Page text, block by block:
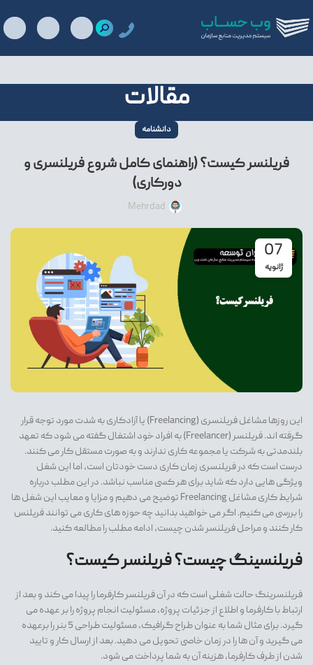
مقالات
دانشنامه
فریلنسر کیست؟ (راهنمای کامل شروع فریلنسری و
دورکاری)
Mehrdad
07
ژانویه
این روزها مشاغل فریلنسری (Freelancing) یا آزادکاری به شدت مورد توجه قرار
گرفته اند. فریلنسر (Freelancer) به افراد خود اشتغال گفته می شود که تعهد
بلندمدتی به شرکت یا مجموعه کاری ندارند و به صورت مستقل کار می کنند.
درست است که در فریلنسری زمان کاری دست خودتان است، اما این شغل
ویژگی هایی دارد که شاید برای هر کسی مناسب نباشد. در این مطلب درباره
شرایط کاری مشاغل Freelancing توضیح می دهیم و مزایا و معایب این شغل ها
را بررسی می کنیم. اگر می خواهید بدانید چه حوزه های کاری می توانند فریلنس
کار کنند و مراحل فریلنسر شدن چیست، ادامه مطلب را مطالعه کنید.
فریلنسینگ چیست؟ فریلنسر کیست؟
فریلنسرینگ حالت شغلی است که در آن فریلنسر کارفرما را پیدا می کند و بعد از
ارتباط با کارفرما و اطلاع از جزئیات پروژه، مسئولیت انجام پروژه را بر عهده می
گیرد. برای مثال شما به عنوان طراح گرافیک، مسئولیت طراحی 5 بنر را برعهده
می گیرید و آن ها را در زمان خاصی تحویل می دهید. بعد از ارسال کار و تایید
شدن از طرف کارفرما، هزینه آن به شما پرداخت می شود.